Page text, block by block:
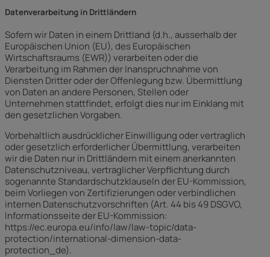
Datenverarbeitung in Drittländern
Sofern wir Daten in einem Drittland (d.h., ausserhalb der
Europäischen Union (EU), des Europäischen
Wirtschaftsraums (EWR)) verarbeiten oder die
Verarbeitung im Rahmen der Inanspruchnahme von
Diensten Dritter oder der Offenlegung bzw. Übermittlung
von Daten an andere Personen, Stellen oder
Unternehmen stattfindet, erfolgt dies nur im Einklang mit
den gesetzlichen Vorgaben.
Vorbehaltlich ausdrücklicher Einwilligung oder vertraglich
oder gesetzlich erforderlicher Übermittlung, verarbeiten
wir die Daten nur in Drittländern mit einem anerkannten
Datenschutzniveau, vertraglicher Verpflichtung durch
sogenannte Standardschutzklauseln der EU-Kommission,
beim Vorliegen von Zertifizierungen oder verbindlichen
internen Datenschutzvorschriften (Art. 44 bis 49 DSGVO,
Informationsseite der EU-Kommission:
https://ec.europa.eu/info/law/law-topic/data-
protection/international-dimension-data-
protection_de).